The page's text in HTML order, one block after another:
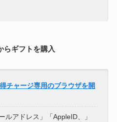
らギフトを購入
チャージ専用のブラウザを開
ルアドレス」「AppleID、」